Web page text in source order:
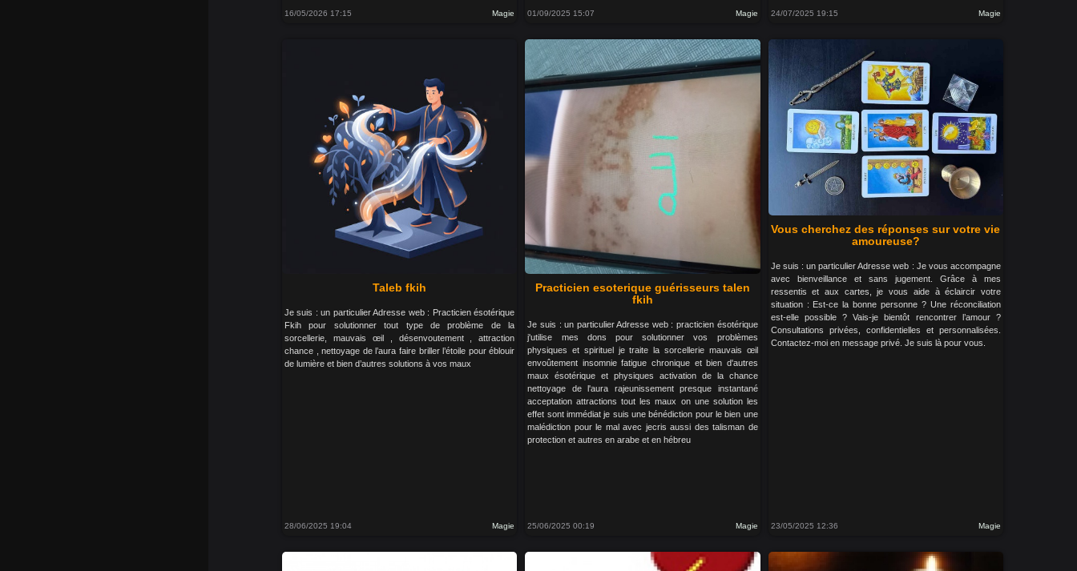
16/05/2026 17:15 Magie 01/09/2025 15:07 Magie 24/07/2025 19:15 Magie
Taleb fkih
Je suis : un particulier Adresse web : Practicien ésotérique
Fkih pour solutionner tout type de problème de la
sorcellerie, mauvais œil , désenvoutement , attraction
chance , nettoyage de l’aura faire briller l’étoile pour éblouir
de lumière et bien d’autres solutions à vos maux
28/06/2025 19:04 Magie
Practicien esoterique guérisseurs talen
fkih
Je suis : un particulier Adresse web : practicien ésotérique
j'utilise mes dons pour solutionner vos problèmes
physiques et spirituel je traite la sorcellerie mauvais œil
envoûtement insomnie fatigue chronique et bien d'autres
maux ésotérique et physiques activation de la chance
nettoyage de l'aura rajeunissement presque instantané
acceptation attractions tout les maux on une solution les
effet sont immédiat je suis une bénédiction pour le bien une
malédiction pour le mal avec jecris aussi des talisman de
protection et autres en arabe et en hébreu
25/06/2025 00:19 Magie
Vous cherchez des réponses sur votre vie
amoureuse?
Je suis : un particulier Adresse web : Je vous accompagne
avec bienveillance et sans jugement. Grâce à mes
ressentis et aux cartes, je vous aide à éclaircir votre
situation : Est-ce la bonne personne ? Une réconciliation
est-elle possible ? Vais-je bientôt rencontrer l’amour ?
Consultations privées, confidentielles et personnalisées.
Contactez-moi en message privé. Je suis là pour vous.
23/05/2025 12:36 Magie